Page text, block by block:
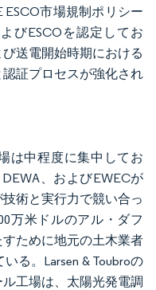
ESCO市場規制ポリシー
びESCOを認定してお
送電開始時期における
証プロセスが強化され
は中程度に集中してお
、およびEWECが
術と実行力で競い合っ
万米ドルのアル・ダフ
ために地元の土木業者
る。Larsen & Toubroの
工場は、太陽光発電調